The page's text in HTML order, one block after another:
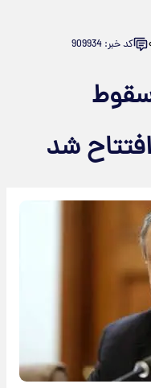
کد خبر: 909934
شد